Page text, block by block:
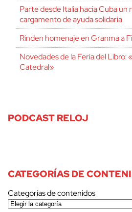
Parte desde Italia hacia Cuba un
cargamento de ayuda solidaria
Rinden homenaje en Granma a
Novedades de la Feria del Libro:
Catedral»
PODCAST RELOJ
CATEGORÍAS DE
Categorías de contenidos